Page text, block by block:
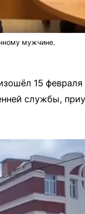
мужчине.
15
службы,